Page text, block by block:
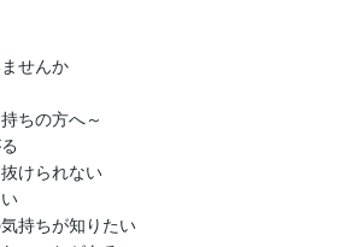
せんか
ちの方へ～
けられない
持ちが知りたい